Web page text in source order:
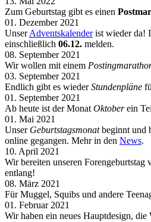
Zum Geburtstag gibt es einen
01. Dezember 2021
UnserAdventskalenderist wieder da!
einschließlich 06.12. melden.
08. September 2021
Wir wollen mit einem
03. September 2021
Endlich gibt es wiederStundenpläne
01. September 2021
Ab heute ist der Monat Oktoberein
01. Mai 2021
Unser Geburtstagsmonatbeginnt und
online gegangen. Mehr in den News.
10. April 2021
Wir bereiten unseren
entlang!
08. März 2021
Für Muggel, Squibs und andere
01. Februar 2021
Wir haben ein neues Hauptdesign,